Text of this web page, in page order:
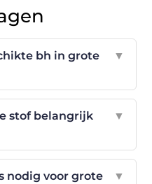
bh in grote
▼
stof belangrijk
▼
nodig voor grote
▼